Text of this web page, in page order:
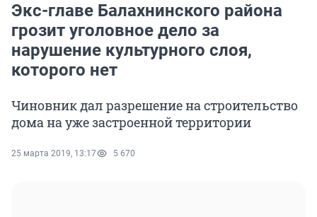
Экс-главе Балахнинского района
грозит уголовное дело за
нарушение культурного слоя,
которого нет
Чиновник дал разрешение на строительство
дома на уже застроенной территории
25 марта 2019, 13:17 5 670